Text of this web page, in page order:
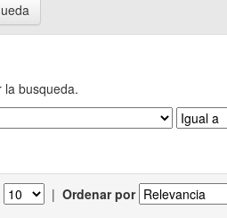
la busqueda.
| Ordenar por